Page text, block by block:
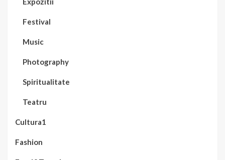
Festival
Music
Photography
Spiritualitate
Teatru
Cultura1
Fashion